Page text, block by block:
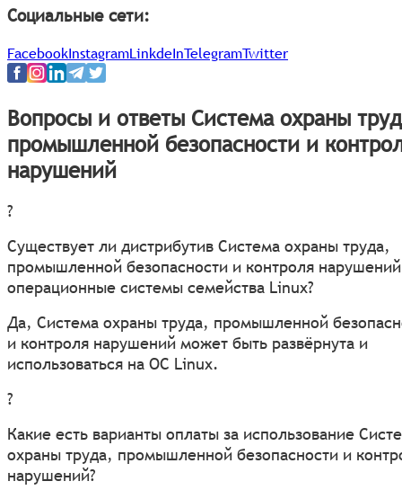
Социальные сети:
FacebookInstagramLinkdeInTelegramTwitter
Вопросы и ответы Система охраны
промышленной безопасности и
нарушений
?
Существует ли дистрибутив Система охраны труда,
промышленной безопасности и контроля
операционные системы семейства Linux?
Да, Система охраны труда, промышленной
и контроля нарушений может быть развёрнута и
использоваться на ОС Linux.
?
Какие есть варианты оплаты за использование
охраны труда, промышленной безопасности и
нарушений?